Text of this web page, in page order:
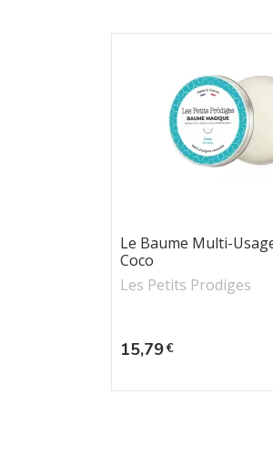
Le Baume Multi-
Coco
Les Petits Prodiges
Prix
15,79€